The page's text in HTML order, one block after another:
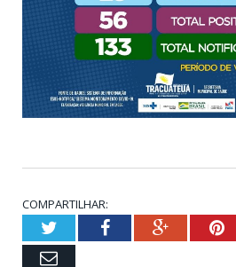
COMPARTILHAR:
TwitterFacebookGoogle+
Email